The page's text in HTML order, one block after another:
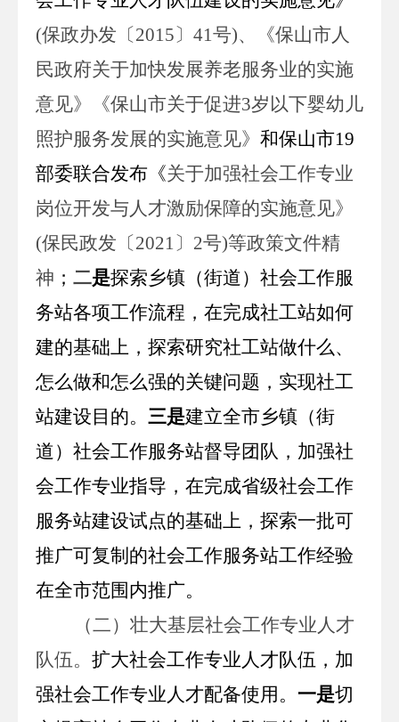
(保政办发〔2015〕 41号)、《保山市人
民政府关于加快发展养老服务业的实施
意见》《保山市关于促进3岁以下婴幼儿
照护服务发展的实施意见》 和保山市19
部委联合发布《关于加强社会工作专业
岗位开发与人才激励保障的实施意见》
(保民政发〔2021〕 2号)等政策文件精
神 ； 二是探索乡镇（街道）社会工作服
务站各项工作流程，在完成社工站如何
建的基础上，探索研究社工站做什么、
怎么做和怎么强的关键问题，实现社工
站建设目的。 三是建立全市乡镇（街
道）社会工作服务站督导团队，加强社
会工作专业指导，在完成省级社会工作
服务站建设试点的基础上，探索一批可
推广可复制的社会工作服务站工作经验
在全市范围内推广。
（二）壮大基层社会工作专业人才
队伍。 扩大社会工作专业人才队伍，加
强社会工作专业人才配备使用。 一是切